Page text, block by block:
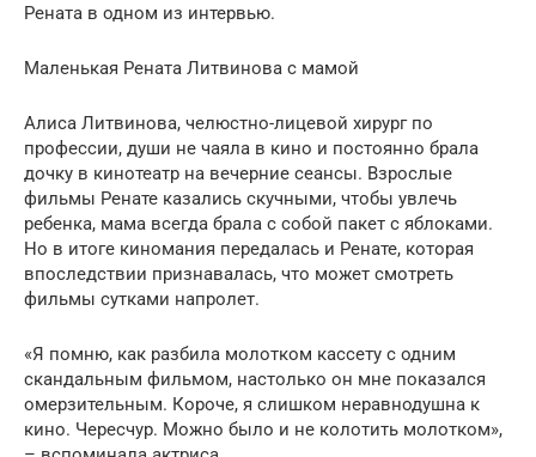
Рената в одном из интервью.
Маленькая Рената Литвинова с мамой
Алиса Литвинова, челюстно-лицевой хирург по
профессии, души не чаяла в кино и постоянно брала
дочку в кинотеатр на вечерние сеансы. Взрослые
фильмы Ренате казались скучными, чтобы увлечь
ребенка, мама всегда брала с собой пакет с яблоками.
Но в итоге киномания передалась и Ренате, которая
впоследствии признавалась, что может смотреть
фильмы сутками напролет.
«Я помню, как разбила молотком кассету с одним
скандальным фильмом, настолько он мне показался
омерзительным. Короче, я слишком неравнодушна к
кино. Чересчур. Можно было и не колотить молотком»,